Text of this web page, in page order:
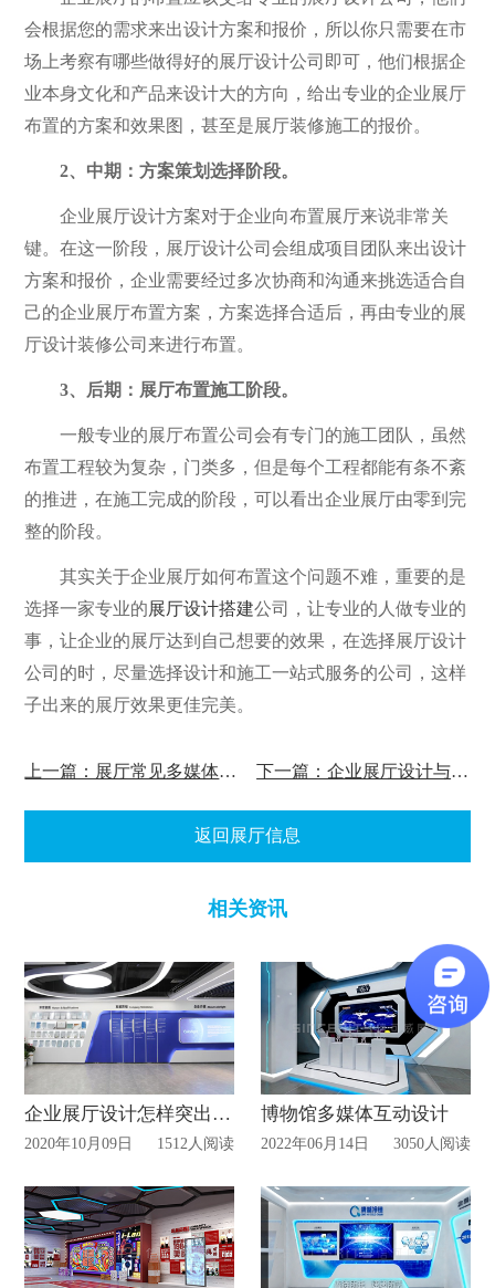
会根据您的需求来出设计方案和报价，所以你只需要在市
场上考察有哪些做得好的展厅设计公司即可，他们根据企
业本身文化和产品来设计大的方向，给出专业的企业展厅
布置的方案和效果图，甚至是展厅装修施工的报价。
2、中期：方案策划选择阶段。
企业展厅设计方案对于企业向布置展厅来说非常关
键。在这一阶段，展厅设计公司会组成项目团队来出设计
方案和报价，企业需要经过多次协商和沟通来挑选适合自
己的企业展厅布置方案，方案选择合适后，再由专业的展
厅设计装修公司来进行布置。
3、后期：展厅布置施工阶段。
一般专业的展厅布置公司会有专门的施工团队，虽然
布置工程较为复杂，门类多，但是每个工程都能有条不紊
的推进，在施工完成的阶段，可以看出企业展厅由零到完
整的阶段。
其实关于企业展厅如何布置这个问题不难，重要的是
选择一家专业的展厅设计搭建公司，让专业的人做专业的
事，让企业的展厅达到自己想要的效果，在选择展厅设计
公司的时，尽量选择设计和施工一站式服务的公司，这样
子出来的展厅效果更佳完美。
上一篇：展厅常见多媒体设备有哪些? 下一篇：企业展厅设计与色彩搭配
返回展厅信息
相关资讯
企业展厅设计怎样突出公司文化?
2020年10月09日 1512人阅读
博物馆多媒体互动设计
2022年06月14日 3050人阅读